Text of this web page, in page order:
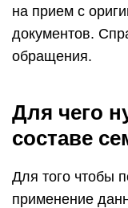
на прием с
документов.
обращения.
Для чего
составе
Для того чтобы
применение